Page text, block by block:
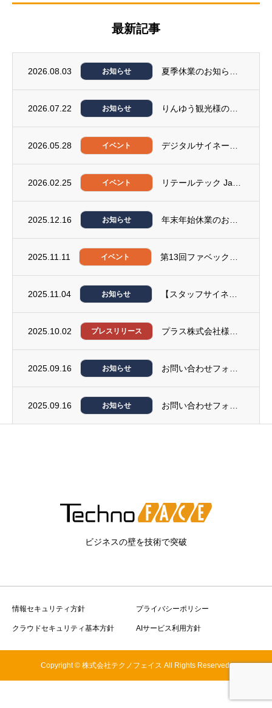
最新記事
2026.08.03 お知らせ
2026.07.22 お知らせ
2026.05.28 イベント
2026.02.25 イベント
2025.12.16 お知らせ
2025.11.11 イベント
2025.11.04 お知らせ
2025.10.02 プレスリリース
2025.09.16 お知らせ
2025.09.16 お知らせ
ビジネスの壁を技術で突破
情報セキュリティ方針 プライバシーポリシー
クラウドセキュリティ基本方針 AIサービス利用方針
Copyright © 株式会社テクノフェイス All Rights Reserved.